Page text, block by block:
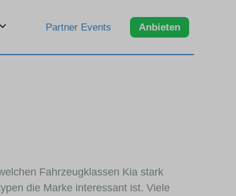
Partner Events Anbieten
Fahrzeugklassen Kia stark
die Marke interessant ist. Viele